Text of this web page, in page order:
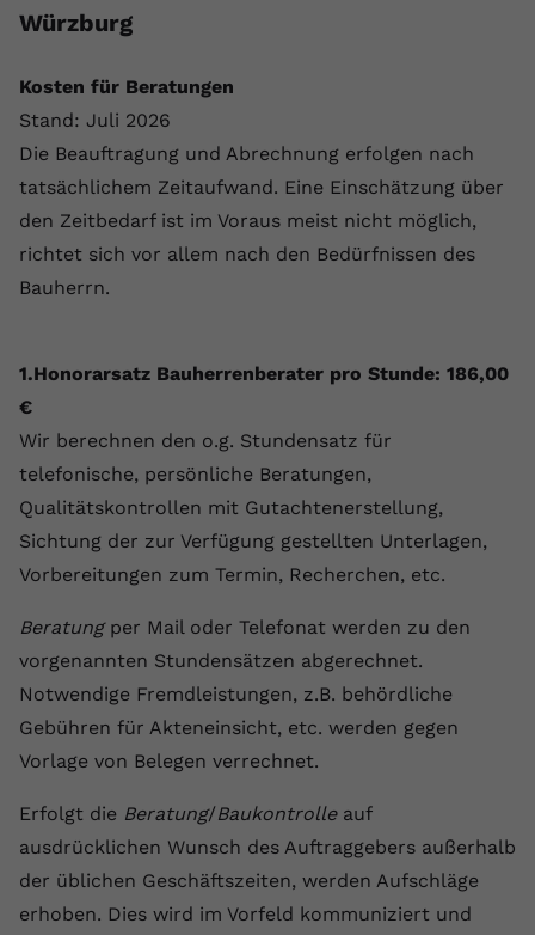
Würzburg
Kosten für Beratungen
Stand: Juli 2026
Die Beauftragung und Abrechnung erfolgen nach
tatsächlichem Zeitaufwand. Eine Einschätzung über
den Zeitbedarf ist im Voraus meist nicht möglich,
richtet sich vor allem nach den Bedürfnissen des
Bauherrn.
1.Honorarsatz Bauherrenberater pro Stunde: 186,00
€
Wir berechnen den o.g. Stundensatz für
telefonische, persönliche Beratungen,
Qualitätskontrollen mit Gutachtenerstellung,
Sichtung der zur Verfügung gestellten Unterlagen,
Vorbereitungen zum Termin, Recherchen, etc.
Beratungper Mail oder Telefonat werden zu den
vorgenannten Stundensätzen abgerechnet.
Notwendige Fremdleistungen, z.B. behördliche
Gebühren für Akteneinsicht, etc. werden gegen
Vorlage von Belegen verrechnet.
Erfolgt die Beratung/Baukontrolleauf
ausdrücklichen Wunsch des Auftraggebers außerhalb
der üblichen Geschäftszeiten, werden Aufschläge
erhoben. Dies wird im Vorfeld kommuniziert und